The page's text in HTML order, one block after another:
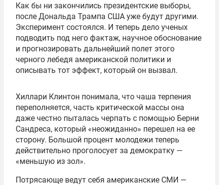
Как бы ни закончились президентские выборы,
после Дональда Трампа США уже будут другими.
Эксперимент состоялся. И теперь дело ученых
подводить под него фактаж, научное обоснование
и прогнозировать дальнейший полет этого
черного лебедя американской политики и
описывать тот эффект, который он вызвал.
Хиллари Клинтон понимала, что чаша терпения
переполняется, часть критической массы она
даже честно пыталась черпать с помощью Берни
Сандреса, который «неожиданно» перешел на ее
сторону. Большой процент молодежи теперь
действительно проголосует за демократку —
«меньшую из зол».
Потрясающе ведут себя американские СМИ —